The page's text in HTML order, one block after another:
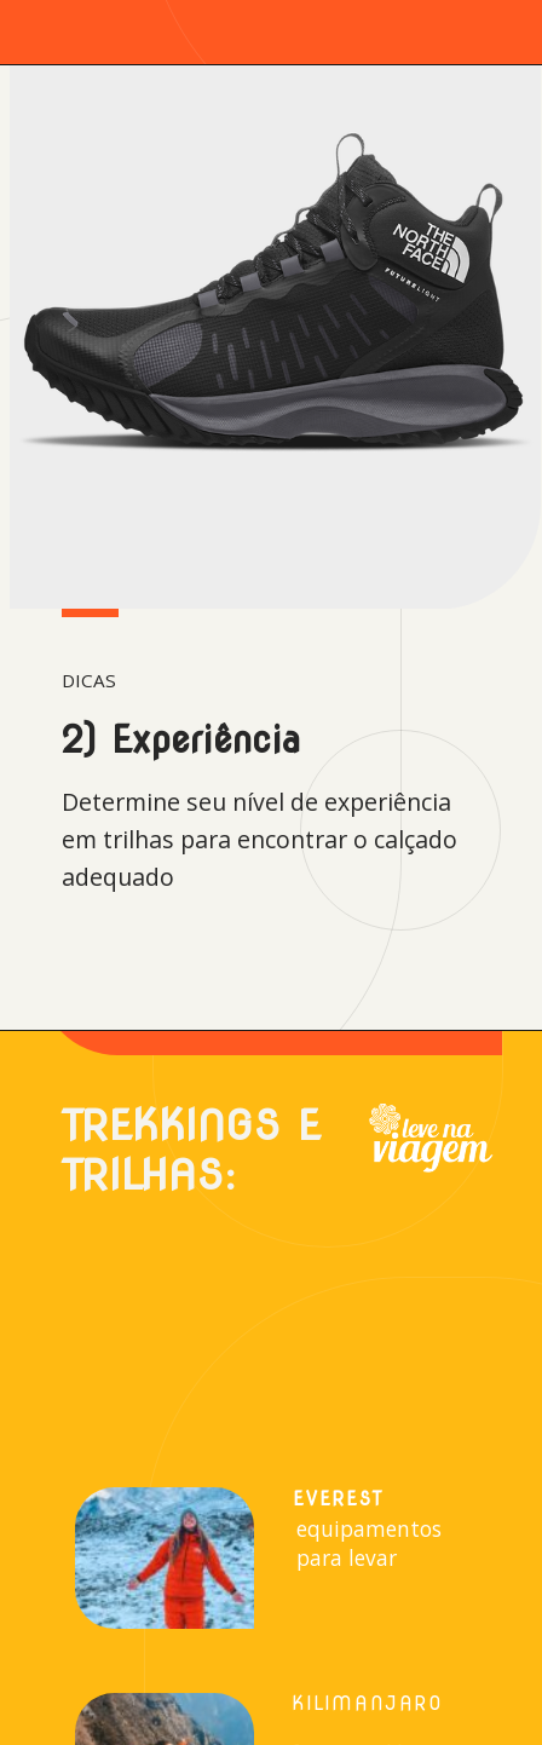
2) Experiência
Determine seu nível de experiência
em trilhas para encontrar o calçado
adequado
DICAS
EVEREST
equipamentos
para levar
KILIMANJARO
TREKKINGS E
TRILHAS: